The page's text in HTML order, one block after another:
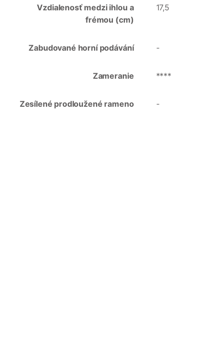
Vzdialenosť medzi ihlou a
frémou (cm)
17,5
Zabudované horní podávání -
Zameranie ****
Zesílené prodloužené rameno -